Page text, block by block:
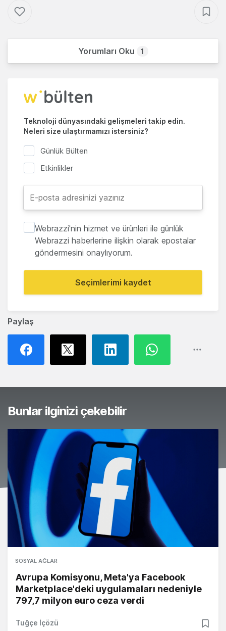
Paylaş
Yorumları Oku 1
Teknoloji dünyasındaki gelişmeleri takip edin.
Neleri size ulaştırmamızı istersiniz?
Günlük Bülten
Etkinlikler
Webrazzi'nin hizmet ve ürünleri ile günlük
Webrazzi haberlerine ilişkin olarak epostalar
göndermesini onaylıyorum.
Seçimlerimi kaydet
Bunlar ilginizi çekebilir
SOSYAL AĞLAR
Avrupa Komisyonu, Meta'ya Facebook
Marketplace'deki uygulamaları nedeniyle
797,7 milyon euro ceza verdi
Tuğçe İçözü